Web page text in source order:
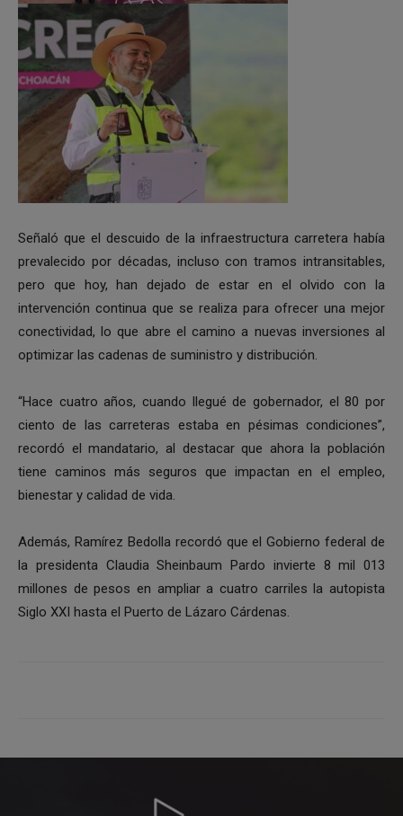
Señaló que el descuido de la infraestructura carretera había
prevalecido por décadas, incluso con tramos intransitables,
pero que hoy, han dejado de estar en el olvido con la
intervención continua que se realiza para ofrecer una mejor
conectividad, lo que abre el camino a nuevas inversiones al
optimizar las cadenas de suministro y distribución.
“Hace cuatro años, cuando llegué de gobernador, el 80 por
ciento de las carreteras estaba en pésimas condiciones”,
recordó el mandatario, al destacar que ahora la población
tiene caminos más seguros que impactan en el empleo,
bienestar y calidad de vida.
Además, Ramírez Bedolla recordó que el Gobierno federal de
la presidenta Claudia Sheinbaum Pardo invierte 8 mil 013
millones de pesos en ampliar a cuatro carriles la autopista
Siglo XXI hasta el Puerto de Lázaro Cárdenas.